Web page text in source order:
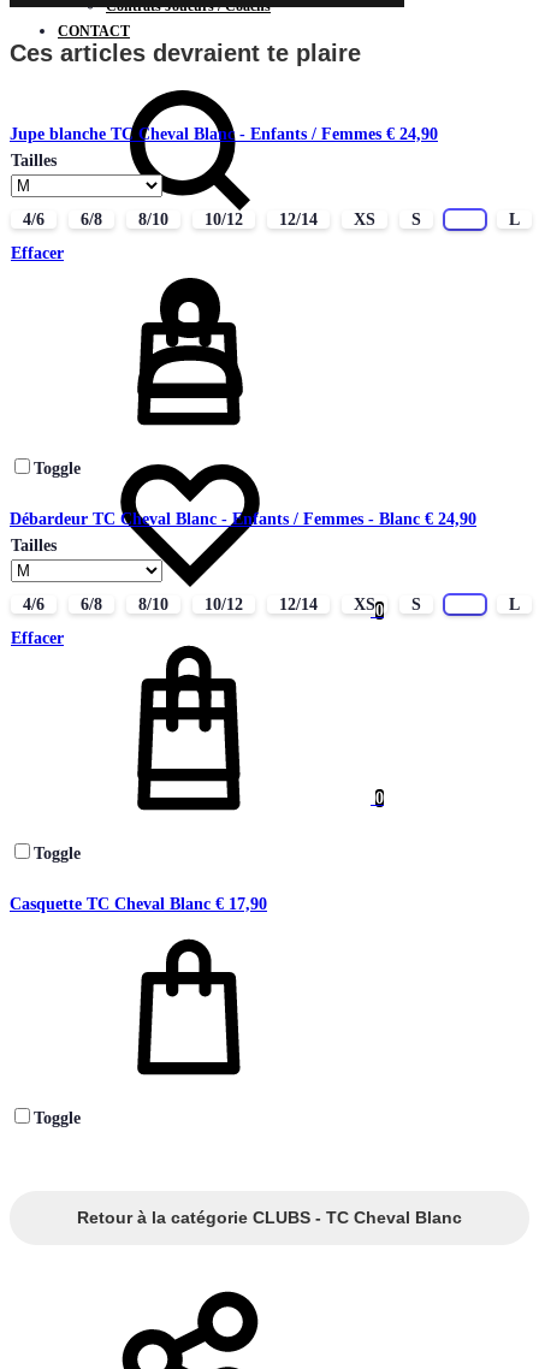
Contrats Joueurs / Coachs
CONTACT
0
0
Ces articles devraient te plaire
Jupe blanche TC Cheval Blanc - Enfants / Femmes € 24,90
Tailles
4/6 6/8 8/10 10/12 12/14 XS S
L
Effacer
Toggle
Débardeur TC Cheval Blanc - Enfants / Femmes - Blanc € 24,90
Tailles
4/6 6/8 8/10 10/12 12/14 XS S
L
Effacer
Toggle
Casquette TC Cheval Blanc € 17,90
Toggle
Retour à la catégorie CLUBS - TC Cheval Blanc